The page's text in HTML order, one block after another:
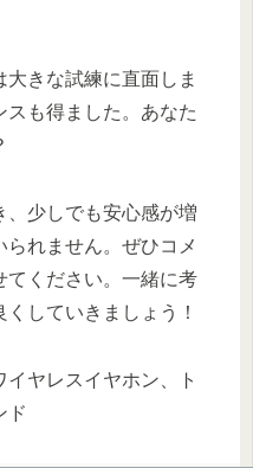
きな試練に直面しま
スも得ました。あなた
、少しでも安心感が増
られません。ぜひコメ
てください。一緒に考
していきましょう！
ヤレスイヤホン、ト
ド